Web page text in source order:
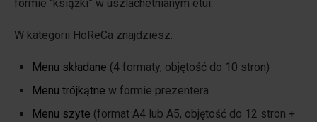
formie “książki” w uszlachetnianym etui.
W kategorii HoReCa znajdziesz:
Menu składane (4 formaty, objętość do 10 stron)
Menu trójkątne w formie prezentera
Menu szyte (format A4 lub A5, objętość do 12 stron +